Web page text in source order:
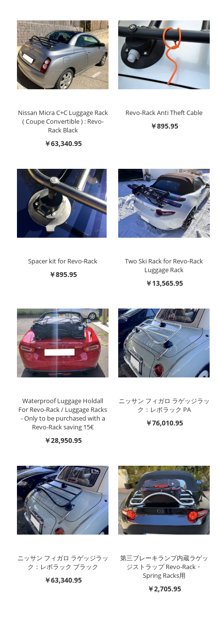
Nissan Micra C+C Luggage Rack
( Coupe Convertible ) : Revo-
Rack Black
￥63,340.95
Revo-Rack Anti Theft Cable
￥895.95
Spacer kit for Revo-Rack
￥895.95
Two Ski Rack for Revo-Rack
Luggage Rack
￥13,565.95
Waterproof Luggage Holdall
For Revo-Rack / Luggage Racks
- Only to be purchased with a
Revo-Rack saving 15€
￥28,950.95
ニッサン フィガロ ラゲッジラッ
ク：レボラック PA
￥76,010.95
ニッサン フィガロ ラゲッジラッ
ク：レボラック ブラック
￥63,340.95
第三ブレーキランプ内蔵ラゲッ
ジストラップ Revo-Rack・
Spring Racks用
￥2,705.95